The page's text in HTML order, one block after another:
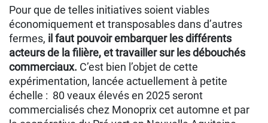
Pour que de telles initiatives soient viables
économiquement et transposables dans d’autres
fermes, il faut pouvoir embarquer les différents
acteurs de la filière, et travailler sur les débouchés
commerciaux. C’est bien l’objet de cette
expérimentation, lancée actuellement à petite
échelle : 80 veaux élevés en 2025 seront
commercialisés chez Monoprix cet automne et par